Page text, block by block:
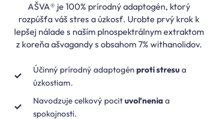
AŠVA® je 100% prírodný adaptogén, ktorý
rozpúšťa váš stres a úzkosť. Urobte prvý krok k
lepšej nálade s naším plnospektrálnym extraktom
z koreňa ašvagandy s obsahom 7% withanolidov.
Účinný prírodný adaptogén proti stresua
úzkostiam.
Navodzuje celkový pocituvoľneniaa
spokojnosti.